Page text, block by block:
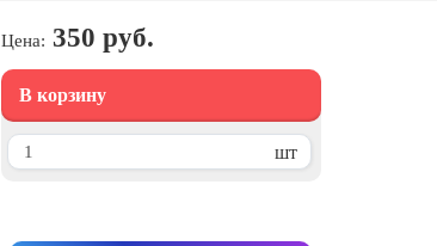
Цена: 350 руб.
В корзину
шт